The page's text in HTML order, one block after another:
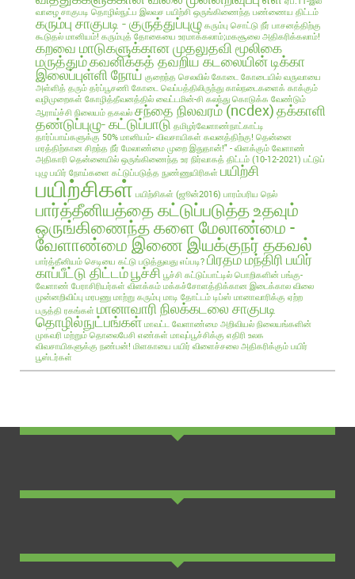
வாழை சாகுபடி தொழில்நுட்ப இலவச பயிற்சி ஒருங்கிணைந்த பண்ணைய திட்டம்
கரும்பு சாகுபடி - குருத்துப்புழு கரும்பு சொட்டு நீர் பாசனத்திற்கு
கூடுதல் மானியம்! கரும்புத் தோகையை உரமாக்கலாம்;மகசூலை அதிகரிக்கலாம்!
கறவை மாடுகளுக்கான முதலுதவி மூலிகை
மருத்தும்கவனிக்கத் தவறிய கடலையின் டிக்கா
இலைப்புள்ளி நோய் குறைந்த செலவில் கோடை கோடையில் வருவாயை
அள்ளித் தரும் தர்ப்பூசணி கோடை வெப்பத்திலிருந்து கால்நடைகளைக் காக்கும்
வழிமுறைகள் கோழித்தீவனத்தில் வைட்டமின்-சி கலந்து கொடுக்க வேண்டும்
ஆராய்ச்சி நிலையம் தகவல் சந்தை நிலவரம் (ncdex)தக்காளி
தண்டுப்புழு- கட்டுப்பாடு தமிழர்வேளாண்நாட்காட்டி
தார்ப்பாய்களுக்கு 50% மானியம்- விவசாயிகள் கவனத்திற்கு! தென்னை
மரத்திற்கான சிறந்த நீர் மேலாண்மை முறை இதுதான்!" - விளக்கும் வேளாண்
அதிகாரி தென்னையில் ஒருங்கிணைந்த உர நிர்வாகத் திட்டம் (10-12-2021) பட்டுப்
புழு பயிர் நோய்களை கட்டுப்படுத்த நுண்ணுயிரிகள் பயிற்சி
பயிற்சிகள் பயிற்சிகள் (ஜூன்2016) பாரம்பரிய நெல்
பார்த்தீனியத்தை கட்டுப்படுத்த உதவும்
ஒருங்கிணைந்த களை மேலாண்மை -
வேளாண்மை இணை இயக்குநர் தகவல்
பார்த்தீனியம் செடியை கட்டு படுத்துவது எப்படி? பிரதம மந்திரி பயிர்
காப்பீட்டு திட்டம்பூச்சி பூச்சி கட்டுப்பாட்டில் பொறிகளின் பங்கு-
வேளாண் பேராசிரியர்கள் விளக்கம் மக்கச்சோளத்திக்கான இடைக்கால விலை
முன்னறிவிப்பு மரபணு மாற்று கரும்பு மாடி தோட்டம் டிப்ஸ் மானாவாரிக்கு ஏற்ற
பருத்தி ரகங்கள் மானாவாரி நிலக்கடலை சாகுபடி
தொழில்நுட்பங்கள் மாவட்ட வேளாண்மை அறிவியல் நிலையங்களின்
முகவரி மற்றும் தொலைபேசி எண்கள் மாவுப்பூச்சிக்கு எதிரி உலக
விவசாயிகளுக்கு நண்பன்! மிளகாயை பயிர் விளைச்சலை அதிகரிக்கும் பயிர்
பூஸ்டர்கள்